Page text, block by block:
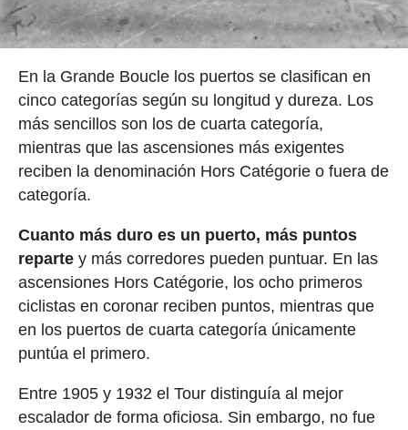
En la Grande Boucle los puertos se clasifican en
cinco categorías según su longitud y dureza. Los
más sencillos son los de cuarta categoría,
mientras que las ascensiones más exigentes
reciben la denominación Hors Catégorie o fuera de
categoría.
Cuanto más duro es un puerto, más puntos
reparte y más corredores pueden puntuar. En las
ascensiones Hors Catégorie, los ocho primeros
ciclistas en coronar reciben puntos, mientras que
en los puertos de cuarta categoría únicamente
puntúa el primero.
Entre 1905 y 1932 el Tour distinguía al mejor
escalador de forma oficiosa. Sin embargo, no fue